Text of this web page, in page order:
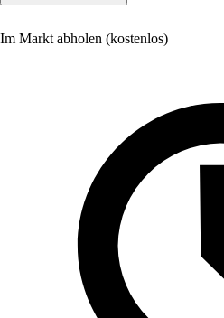
Im Markt abholen (kostenlos)